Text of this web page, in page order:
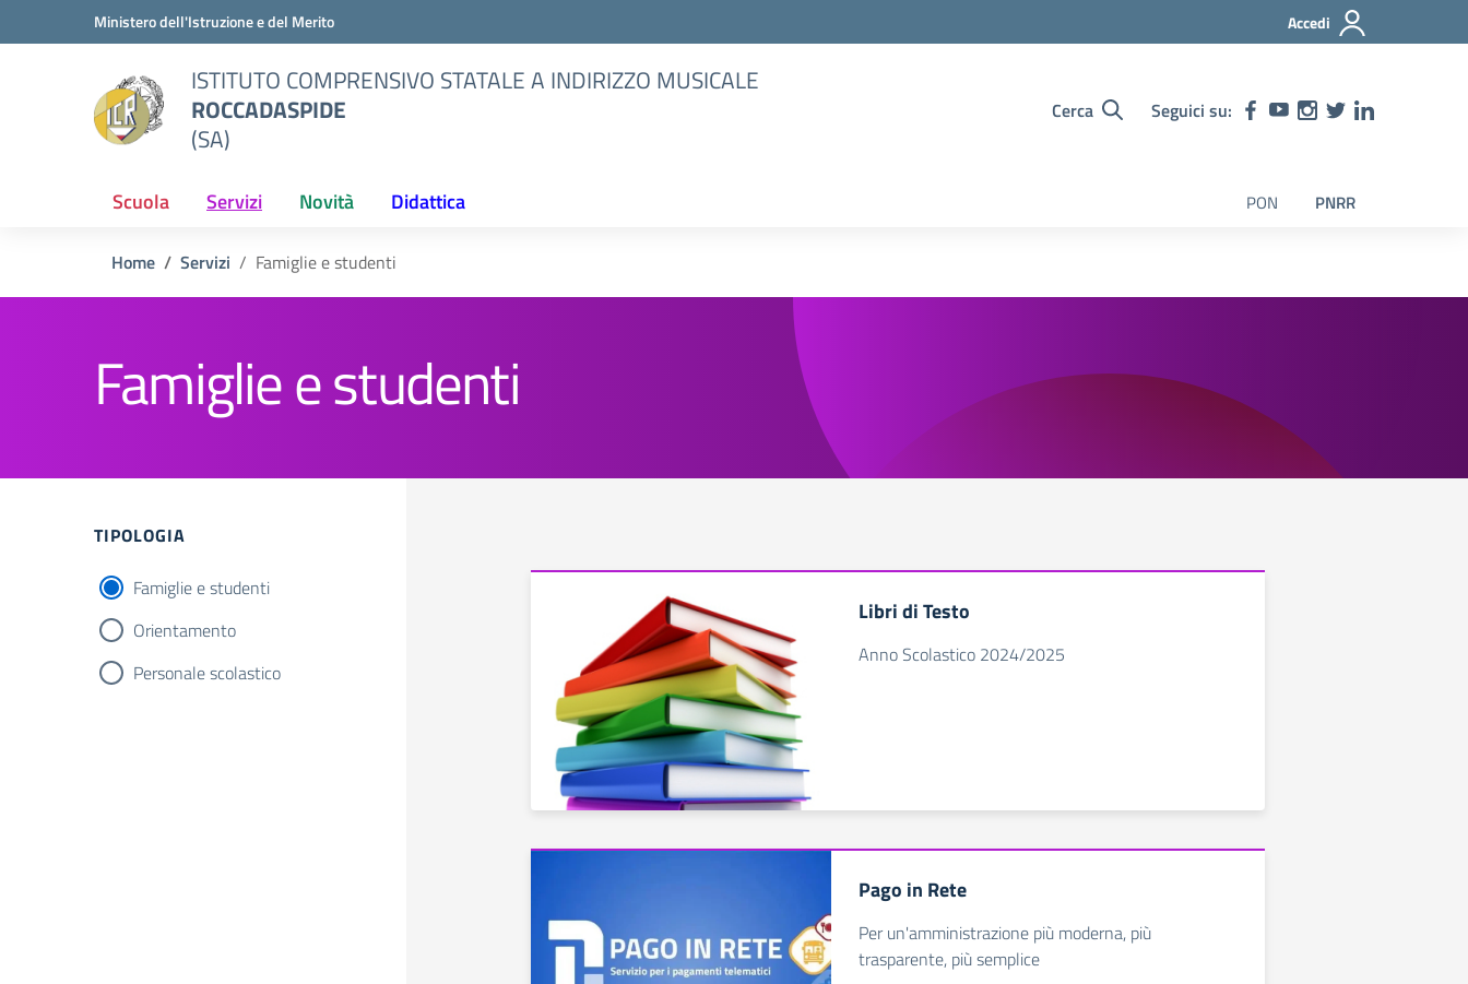
Vai ai contenuti
Vai al menu di navigazioneMinistero dell'Istruzione e del Merito Accedi
ISTITUTO COMPRENSIVO STATALE A INDIRIZZO MUSICALE
ROCCADASPIDE
(SA)
Cerca Seguici su:
Scuola Servizi Novità Didattica PON PNRR
Home Servizi Famiglie e studenti
Famiglie e studenti
TIPOLOGIA
Famiglie e studenti
Orientamento
Personale scolastico
Libri di Testo
Anno Scolastico 2024/2025
Pago in Rete
Per un'amministrazione più moderna, più
trasparente, più semplice